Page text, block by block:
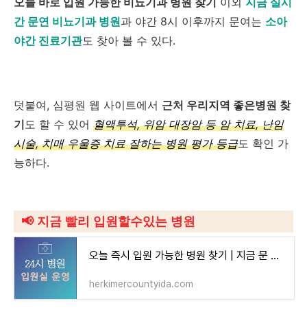
간 문연 비뇨기과 병원과 야간 8시 이후까지 문여는 소아
야간 진료기관도 찾아 볼 수 있다.
덧붙여, 심평원 웹 사이트에서 근처 우리지역 좋은병원 찾
기도 할 수 있어 혈액투석, 위암 대장암 등 암 치료, 난임
시술, 치매 우울증 치료 잘하는 병원 평가 등급도 확인 가
능하다.
📢지금 빨리 입원할수있는 병원
오늘 즉시 입원 가능한 병원 찾기 | 지금 문 연 24시간 병원 입원실 있는곳
herkimercountyida.com